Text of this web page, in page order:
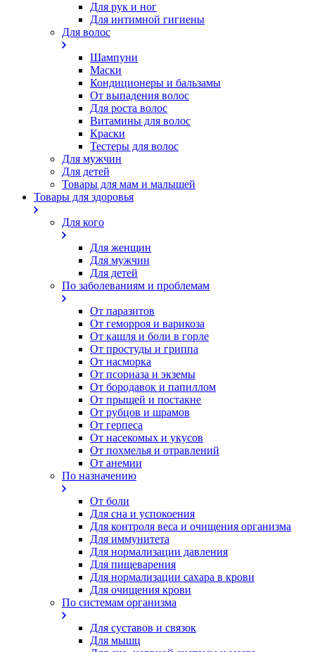
Для рук и ног
Для интимной гигиены
Для волос
Шампуни
Маски
Кондиционеры и бальзамы
От выпадения волос
Для роста волос
Витамины для волос
Краски
Тестеры для волос
Для мужчин
Для детей
Товары для мам и малышей
Товары для здоровья
Для кого
Для женщин
Для мужчин
Для детей
По заболеваниям и проблемам
От паразитов
Oт геморроя и варикоза
От кашля и боли в горле
От простуды и гриппа
От насморка
Oт псориаза и экземы
От бородавок и папиллом
От прыщей и постакне
От рубцов и шрамов
От герпеса
От насекомых и укусов
От похмелья и отравлений
От анемии
По назначению
От боли
Для сна и успокоения
Для контроля веса и очищения организма
Для иммунитета
Для нормализации давления
Для пищеварения
Для нормализации сахара в крови
Для очищения крови
По системам организма
Для суставов и связок
Для мышц